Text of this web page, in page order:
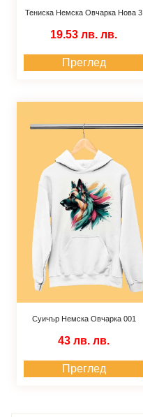
Тениска Немска Овчарка Нова 3
19.53 лв. лв.
Преглед
Суичър Немска Овчарка 001
43 лв. лв.
Преглед